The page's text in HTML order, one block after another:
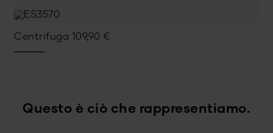
Centrifuga 109,90 €
Questo è ciò che rappresentiamo.